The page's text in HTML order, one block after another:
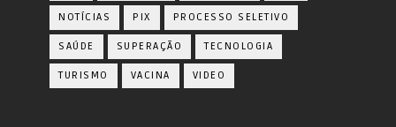
NOTÍCIAS PIX PROCESSO SELETIVO
SAÚDE SUPERAÇÃO TECNOLOGIA
TURISMO VACINA VIDEO